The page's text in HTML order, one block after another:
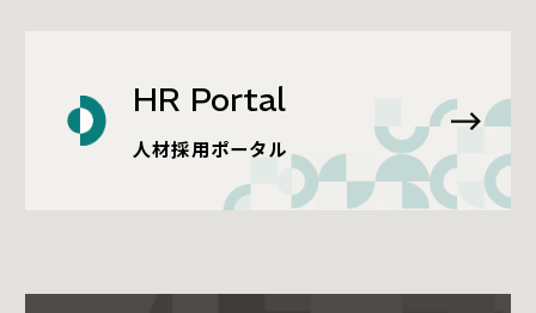
HR Portal
人材採用ポータル